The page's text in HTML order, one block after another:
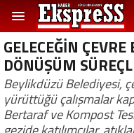
GELECEĞİN
DÖNÜŞÜM
Beylikdüzü Belediyesi,
yürüttüğü çalışmalar
Bertaraf ve Kompost